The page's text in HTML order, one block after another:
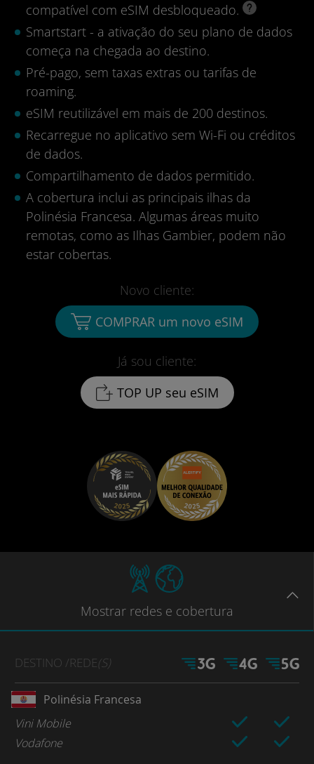
compatível com eSIM desbloqueado.
Smartstart - a ativação do seu plano de dados
começa na chegada ao destino.
Pré-pago, sem taxas extras ou tarifas de
roaming.
eSIM reutilizável em mais de 200 destinos.
Recarregue no aplicativo sem Wi-Fi ou créditos
de dados.
Compartilhamento de dados permitido.
A cobertura inclui as principais ilhas da
Polinésia Francesa. Algumas áreas muito
remotas, como as Ilhas Gambier, podem não
estar cobertas.
Já sou cliente:
TOP UP seu eSIM
Novo cliente:
COMPRAR um novo eSIM
Mostrar redes e cobertura
DESTINO /REDE(S)
Polinésia Francesa
Vini Mobile
Vodafone